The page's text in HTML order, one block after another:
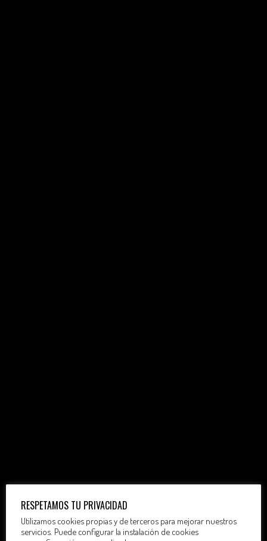
RESPETAMOS TU PRIVACIDAD
Utilizamos cookies propias y de terceros para mejorar nuestros
servicios. Puede configurar la instalación de cookies